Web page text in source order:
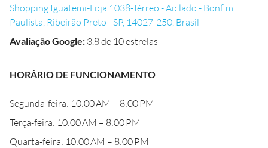
Shopping Iguatemi-Loja 1038-Térreo - Ao lado - Bonfim
Paulista, Ribeirão Preto - SP, 14027-250, Brasil
Avaliação Google: 3.8 de 10 estrelas
HORÁRIO DE FUNCIONAMENTO
Segunda-feira: 10:00 AM – 8:00 PM
Terça-feira: 10:00 AM – 8:00 PM
Quarta-feira: 10:00 AM – 8:00 PM